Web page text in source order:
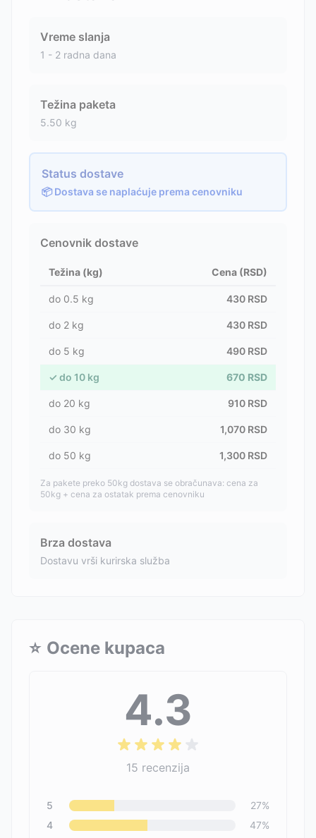
Vreme slanja
1 - 2 radna dana
Težina paketa
5.50 kg
Status dostave
📦 Dostava se naplaćuje prema cenovniku
Cenovnik dostave
Težina (kg) Cena (RSD)
do 0.5 kg 430 RSD
do 2 kg 430 RSD
do 5 kg 490 RSD
✓ do 10 kg 670 RSD
do 20 kg 910 RSD
do 30 kg 1,070 RSD
do 50 kg 1,300 RSD
Za pakete preko 50kg dostava se obračunava: cena za
50kg + cena za ostatak prema cenovniku
Brza dostava
Dostavu vrši kurirska služba
⭐ Ocene kupaca
4.3
15 recenzija
5 27%
4
47%